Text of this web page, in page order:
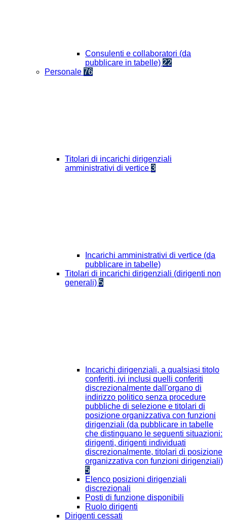
Consulenti e collaboratori (da
pubblicare in tabelle) 22
Personale 76
Titolari di incarichi dirigenziali
amministrativi di vertice 3
Incarichi amministrativi di vertice (da
pubblicare in tabelle)
Titolari di incarichi dirigenziali (dirigenti non
generali) 5
Incarichi dirigenziali, a qualsiasi titolo
conferiti, ivi inclusi quelli conferiti
discrezionalmente dall'organo di
indirizzo politico senza procedure
pubbliche di selezione e titolari di
posizione organizzativa con funzioni
dirigenziali (da pubblicare in tabelle
che distinguano le seguenti situazioni:
dirigenti, dirigenti individuati
discrezionalmente, titolari di posizione
organizzativa con funzioni dirigenziali)
5
Elenco posizioni dirigenziali
discrezionali
Posti di funzione disponibili
Ruolo dirigenti
Dirigenti cessati